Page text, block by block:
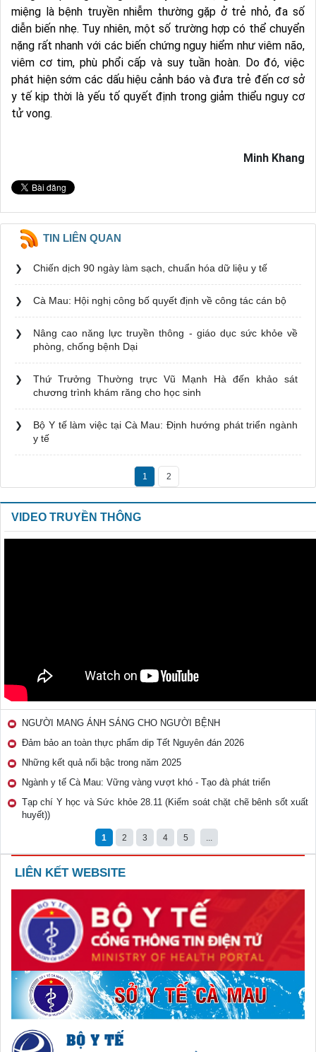
miệng là bệnh truyền nhiễm thường gặp ở trẻ nhỏ, đa số
diễn biến nhẹ. Tuy nhiên, một số trường hợp có thể chuyển
nặng rất nhanh với các biến chứng nguy hiểm như viêm não,
viêm cơ tim, phù phổi cấp và suy tuần hoàn. Do đó, việc
phát hiện sớm các dấu hiệu cảnh báo và đưa trẻ đến cơ sở
y tế kịp thời là yếu tố quyết định trong giảm thiểu nguy cơ
tử vong.
Minh Khang
TIN LIÊN QUAN
Chiến dịch 90 ngày làm sạch, chuẩn hóa dữ liệu y tế
Cà Mau: Hội nghị công bố quyết định về công tác cán bộ
Nâng cao năng lực truyền thông - giáo dục sức khỏe về
phòng, chống bệnh Dại
Thứ Trưởng Thường trực Vũ Mạnh Hà đến khảo sát
chương trình khám răng cho học sinh
Bộ Y tế làm việc tại Cà Mau: Định hướng phát triển ngành
y tế
1 2
VIDEO TRUYỀN THÔNG
NGƯỜI MANG ÁNH SÁNG CHO NGƯỜI BỆNH
Đảm bảo an toàn thực phẩm dip Tết Nguyên đán 2026
Những kết quả nổi bậc trong năm 2025
Ngành y tế Cà Mau: Vững vàng vượt khó - Tạo đà phát triển
Tạp chí Y học và Sức khỏe 28.11 (Kiểm soát chặt chẽ bênh sốt xuất
huyết))
1 2 3 4 5
LIÊN KẾT WEBSITE